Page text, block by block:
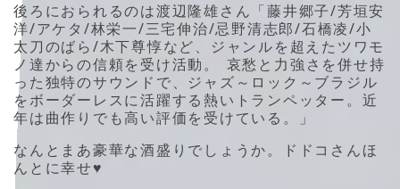
後ろにおられるのは渡辺隆雄さん「藤井郷子/芳垣安
洋/アケタ/林栄一/三宅伸治/忌野清志郎/石橋凌/小
太刀のばら/木下尊惇など、ジャンルを超えたツワモ
ノ達からの信頼を受け活動。 哀愁と力強さを併せ持
った独特のサウンドで、ジャズ～ロック～ブラジル
をボーダーレスに活躍する熱いトランペッター。近
年は曲作りでも高い評価を受けている。」
なんとまあ豪華な酒盛りでしょうか。ドドコさんほ
んとに幸せ♥